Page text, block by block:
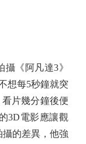
《阿凡達3》
想每5秒鐘就突
片幾分鐘後便
3D電影應讓觀
的差異，他強